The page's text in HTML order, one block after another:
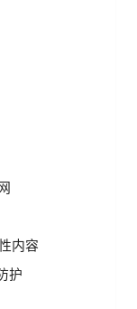
内容
护